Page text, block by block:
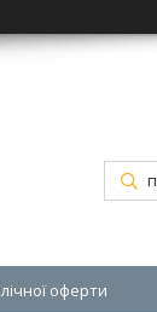
оферти